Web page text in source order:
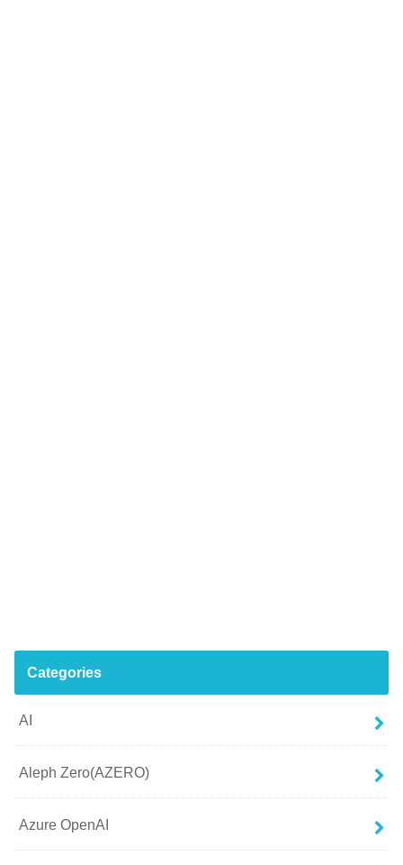
Categories
AI
Aleph Zero(AZERO)
Azure OpenAI